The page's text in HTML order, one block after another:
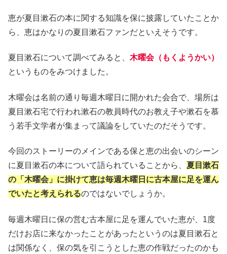
恵が夏目漱石の本に関する知識を保に披露していたことか
ら、恵はかなりの夏目漱石ファンだといえそうです。
夏目漱石について調べてみると、 木曜会（もくようかい）
というものをみつけました。
木曜会は名前の通り毎週木曜日に開かれた会合で、場所は
夏目漱石宅で行われ漱石の教員時代のお教え子や漱石を慕
う若手文学者が集まって議論をしていたのだそうです。
今回のストーリーのメインである保と恵の出会いのシーン
に夏目漱石の本について語られていることから、 夏目漱石
の「木曜会」に掛けて恵は毎週木曜日に古本屋に足を運ん
でいたと考えられるのではないでしょうか。
毎週木曜日に保の営む古本屋に足を運んでいた恵が、1度
だけお店に来なかったことがあったというのは夏目漱石と
は関係なく、保の気を引こうとした恵の作戦だったのかも